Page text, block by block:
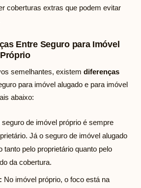
coberturas extras que podem evitar
Entre Seguro para Imóvel
semelhantes, existem diferenças
para imóvel alugado e para imóvel
abaixo:
seguro de imóvel próprio é sempre
Já o seguro de imóvel alugado
tanto pelo proprietário quanto pelo
da cobertura.
No imóvel próprio, o foco está na